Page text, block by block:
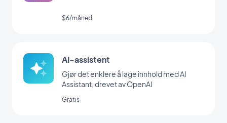
$6/måned
AI-assistent
Gjør det enklere å lage innhold med AI
Assistant, drevet av OpenAI
Gratis